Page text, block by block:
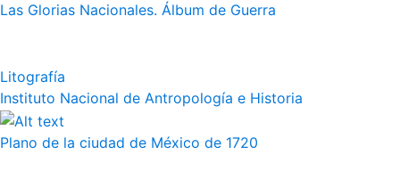
Las Glorias Nacionales. Álbum de Guerra
Litografía
Instituto Nacional de Antropología e Historia
Plano de la ciudad de México de 1720